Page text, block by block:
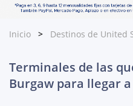
Inicio Destinos de United
Terminales de las
Burgaw para llegar a